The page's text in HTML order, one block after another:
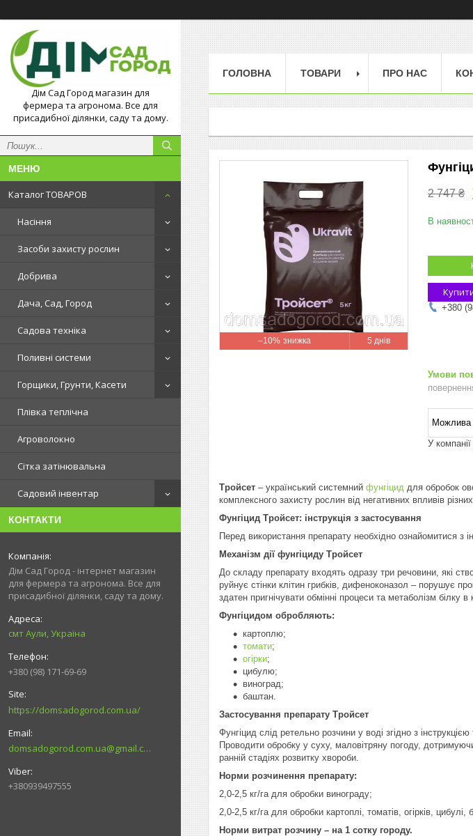
Дім Сад Город магазин для
фермера та агронома. Все для
присадибної ділянки, саду та дому.
Каталог ТОВАРОВ
Насіння
Засоби захисту рослин
Добрива
Дача, Сад, Город
Садова техніка
Поливні системи
Горщики, Грунти, Касети
Плівка теплічна
Агроволокно
Сітка затінювальна
Садовий інвентар
КОНТАКТИ
Дім Сад Город - інтернет магазин
для фермера та агронома. Все для
присадибної ділянки, саду та дому.
смт Аули, Україна
+380 (98) 171-69-69
https://domsadogorod.com.ua/
domsadogorod.com.ua@gmail.com
+380939497555
ГОЛОВНА ТОВАРИ ПРО НАС
–10% 5 днів
2 747 ₴
В
+380
У
Тройсет – український системний фунгіцид для обробок
комплексного захисту рослин від негативних впливів різних
Фунгіцид Тройсет: інструкція з застосування
Перед використання препарату необхідно ознайомитися з
Механізм дії фунгіциду Тройсет
До складу препарату входять одразу три речовини, які
руйнує стінки клітин грибків, дифеноконазол – порушує
здатен пригнічувати обмінні процеси та метаболізм білку
Фунгіцидом обробляють:
картоплю;
томати;
огірки;
цибулю;
виноград;
баштан.
Застосування препарату Тройсет
Фунгіцид слід ретельно розчини у воді згідно з
Проводити обробку у суху, маловітряну погоду,
ранній стадіях розвитку хвороби.
Норми розчинення препарату:
2,0-2,5 кг/га для обробки винограду;
2,0-2,5 кг/га для обробки картоплі, томатів, огірків, цибулі,
Норми витрат розчину – на 1 сотку городу.